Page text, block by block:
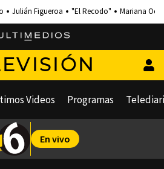
Julián Figueroa "El Recodo" Mariana
Videos Programas
En vivo